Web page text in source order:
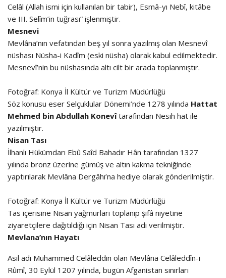
Celâl (Allah ismi için kullanılan bir tabir), Esmâ-yı Nebî, kitâbe
ve III. Selîm’in tuğrası” işlenmiştir.
Mesnevi
Mevlâna’nın vefatından beş yıl sonra yazılmış olan Mesnevî
nüshası Nüsha-i Kadîm (eski nüsha) olarak kabul edilmektedir.
Mesnevî’nin bu nüshasında altı cilt bir arada toplanmıştır.
Fotoğraf: Konya İl Kültür ve Turizm Müdürlüğü
Söz konusu eser Selçuklular Dönemi’nde 1278 yılında Hattat
Mehmed bin Abdullah Konevîtarafından Nesih hat ile
yazılmıştır.
Nisan Tası
İlhanlı Hükümdarı Ebû Saîd Bahadır Hân tarafından 1327
yılında bronz üzerine gümüş ve altın kakma tekniğinde
yaptırılarak Mevlâna Dergâhı’na hediye olarak gönderilmiştir.
Fotoğraf: Konya İl Kültür ve Turizm Müdürlüğü
Tas içerisine Nisan yağmurları toplanıp şifâ niyetine
ziyaretçilere dağıtıldığı için Nisan Tası adı verilmiştir.
Mevlana’nın Hayatı
Asıl adı Muhammed Celâleddin olan Mevlâna Celâleddîn-i
Rûmî, 30 Eylül 1207 yılında, bugün Afganistan sınırları